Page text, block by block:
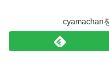
cyamachan